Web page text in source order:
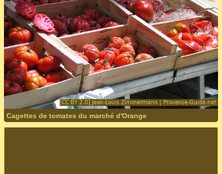
Cagettes de tomates du marché d'Orange